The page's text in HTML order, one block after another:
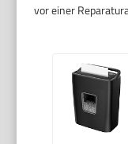
vor einer